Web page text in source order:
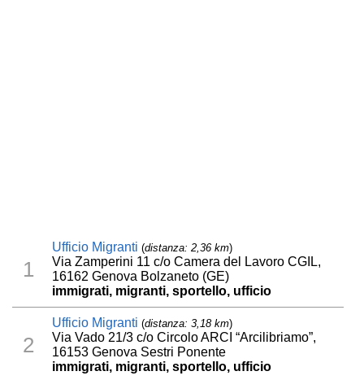
1
Ufficio Migranti (distanza: 2,36 km)
Via Zamperini 11 c/o Camera del Lavoro CGIL,
16162 Genova Bolzaneto (GE)
immigrati, migranti, sportello, ufficio
2
Ufficio Migranti (distanza: 3,18 km)
Via Vado 21/3 c/o Circolo ARCI “Arcilibriamo”,
16153 Genova Sestri Ponente
immigrati, migranti, sportello, ufficio